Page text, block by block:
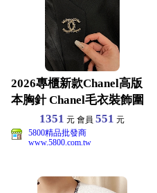
2026專櫃新款Chanel高版
本胸針 Chanel毛衣裝飾圍
巾配飾1351 元 會員551 元
5800精品批發商
www.5800.com.tw